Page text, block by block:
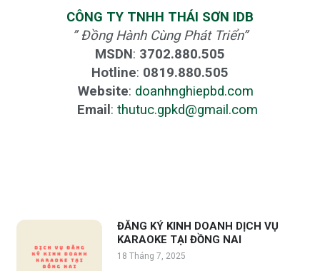
CÔNG TY TNHH THÁI SƠN IDB
” Đồng Hành Cùng Phát Triển”
MSDN: 3702.880.505
Hotline: 0819.880.505
Website: doanhnghiepbd.com
Email: thutuc.gpkd@gmail.com
ĐĂNG KÝ KINH DOANH DỊCH VỤ
KARAOKE TẠI ĐỒNG NAI
18 Tháng 7, 2025